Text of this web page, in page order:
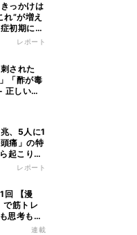
っかけは
”が増え
初期に見
」とは
レポート
された
「酢が毒
正しい応
、5人に1
痛」の特
起こりう
のサイ
レポート
回 【漫
で筋トレ
思考も別
連載